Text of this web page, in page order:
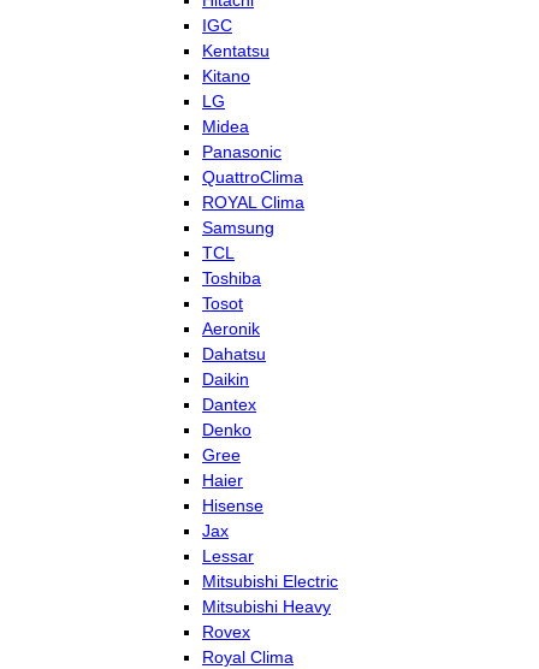
IGC
Kentatsu
Kitano
LG
Midea
Panasonic
QuattroClima
ROYAL Clima
Samsung
TCL
Toshiba
Tosot
Aeronik
Dahatsu
Daikin
Dantex
Denko
Gree
Haier
Hisense
Jax
Lessar
Mitsubishi Electric
Mitsubishi Heavy
Rovex
Royal Clima